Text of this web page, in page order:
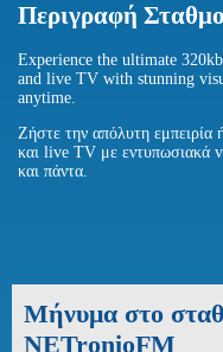
Περιγραφή
Experience the ultimate
and live TV with stunning
anytime.
Ζήστε την απόλυτη
και live TV με εντυπωσιακά
και πάντα.
Μήνυμα στο
NETronioFM